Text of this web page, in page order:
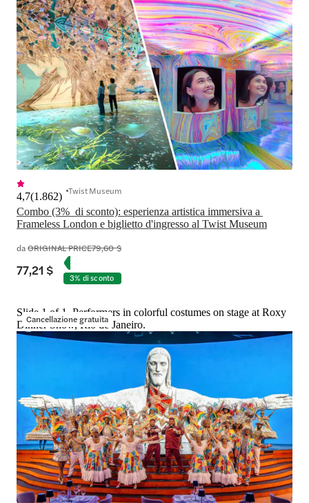
Combo (3%  di sconto): esperienza artistica immersiva a
Frameless London e biglietto d'ingresso al Twist Museum
4,7(1.862) Twist Museum
daORIGINAL PRICE79,60 $
77,21 $ 3% di sconto
Cancellazione gratuita
Slide 1 of 1, Performers in colorful costumes on stage at Roxy
Dinner Show, Rio de Janeiro.